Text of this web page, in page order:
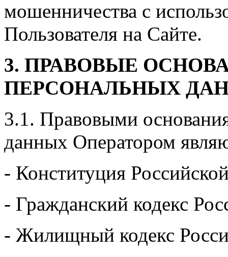
мошенничества с
Пользователя на Сайте.
3. ПРАВОВЫЕ
ПЕРСОНАЛЬНЫХ
3.1. Правовыми
данных Оператором
- Конституция
- Гражданский кодекс
- Жилищный кодекс